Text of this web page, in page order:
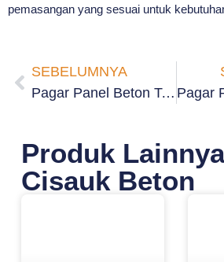
pemasangan yang sesuai untuk
SEBELUMNYA
Pagar Panel Beton Terdekat Kelurahan Setu Jakarta
Produk
Cisauk Beton